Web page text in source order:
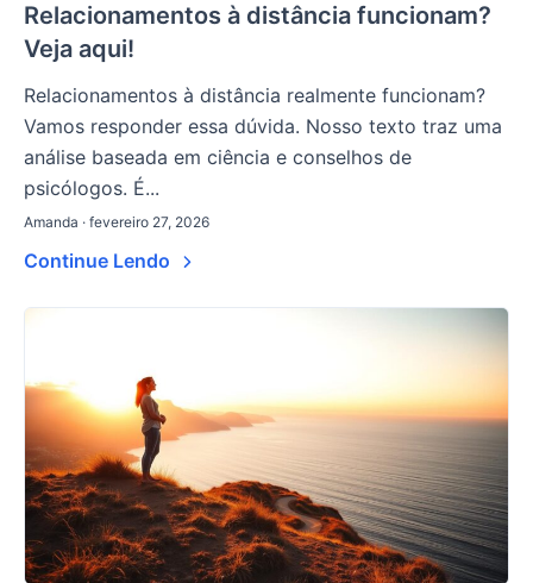
Relacionamentos à distância funcionam?
Veja aqui!
Relacionamentos à distância realmente funcionam?
Vamos responder essa dúvida. Nosso texto traz uma
análise baseada em ciência e conselhos de
psicólogos. É...
Amanda · fevereiro 27, 2026
Continue Lendo